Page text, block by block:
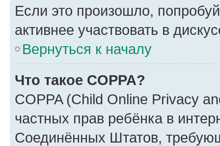
Если это произошло,
активнее участвовать в
Вернуться к началу
Что такое COPPA?
COPPA (Child Online Privacy
частных прав ребёнка в
Соединённых Штатов,